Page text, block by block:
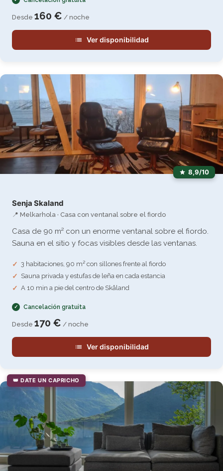
Desde 160 € / noche
Ver disponibilidad
8,9/10
Senja Skaland
📍 Melkarhola · Casa con ventanal sobre el fiordo
Casa de 90 m² con un enorme ventanal sobre el fiordo.
Sauna en el sitio y focas visibles desde las ventanas.
3 habitaciones, 90 m² con sillones frente al fiordo
Sauna privada y estufas de leña en cada estancia
A 10 min a pie del centro de Skåland
Cancelación gratuita
Desde 170 € / noche
Ver disponibilidad
👑 DATE UN CAPRICHO